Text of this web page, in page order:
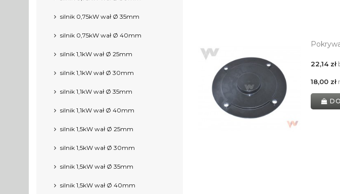
silnik 0,75kW wał Ø 35mm
silnik 0,75kW wał Ø 40mm
silnik 1,1kW wał Ø 25mm
silnik 1,1kW wał Ø 30mm
silnik 1,1kW wał Ø 35mm
silnik 1,1kW wał Ø 40mm
silnik 1,5kW wał Ø 25mm
silnik 1,5kW wał Ø 30mm
silnik 1,5kW wał Ø 35mm
silnik 1,5kW wał Ø 40mm
22,14 zł
18,00 zł